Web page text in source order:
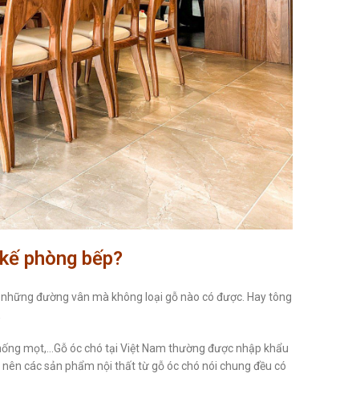
phòng bếp?
đường vân mà không loại gỗ nào có được. Hay tông
mọt,…Gỗ óc chó tại Việt Nam thường được nhập khẩu
các sản phẩm nội thất từ gỗ óc chó nói chung đều có